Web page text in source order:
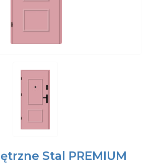
Stal PREMIUM